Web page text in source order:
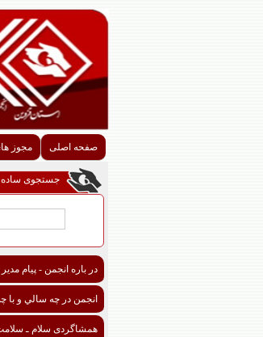
هر کس
صفحه اصلی مجوز
جستجوی ساده
در باره انجمن - پیام
انجمن در چه سالي و
همشاگردی سلام ـ